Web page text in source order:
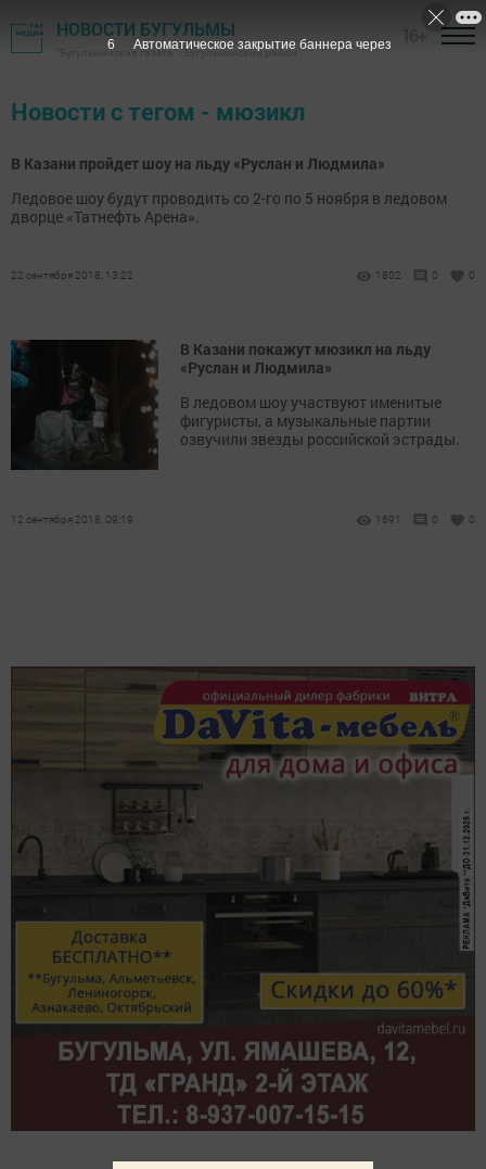
НОВОСТИ БУГУЛЬМЫ
"Бугульминская газета" - Бугульминский район
Новости с тегом - мюзикл
В Казани пройдет шоу на льду «Руслан и Людмила»
Ледовое шоу будут проводить со 2-го по 5 ноября в ледовом
дворце «Татнефть Арена».
22 сентября 2018, 13:22 1802 0 0
В Казани покажут мюзикл на льду
«Руслан и Людмила»
В ледовом шоу участвуют именитые
фигуристы, а музыкальные партии
озвучили звезды российской эстрады.
12 сентября 2018, 09:19 1691 0 0
6 Автоматическое закрытие баннера через